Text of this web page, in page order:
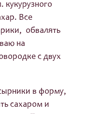
кукурузного
Все
обвалять
на
с двух
в форму,
сахаром и